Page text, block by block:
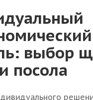
выбор
посола